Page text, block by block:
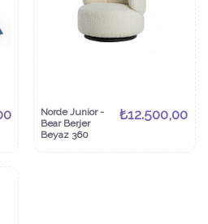
Norde Junior -
Bear Berjer
Beyaz 360
₺12.500,00